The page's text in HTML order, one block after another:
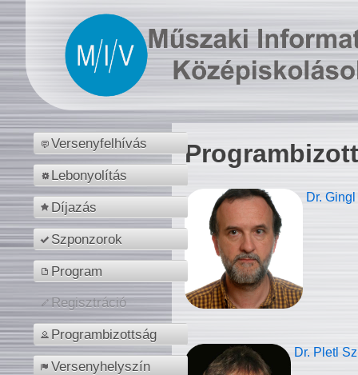
Versenyfelhívás
Lebonyolítás
Díjazás
Szponzorok
Program
Regisztráció
Programbizottság
Versenyhelyszín
Dr.
Dr. Pletl